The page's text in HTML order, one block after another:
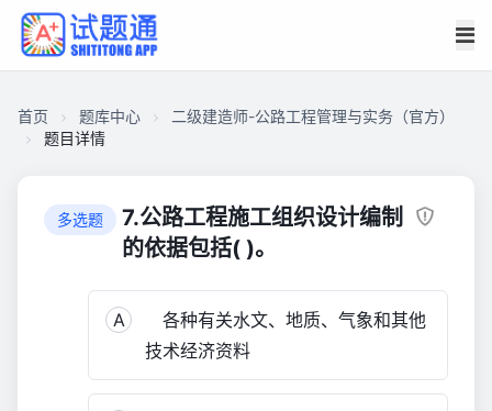
首页 题库中心
二级建造师-公路工程管理与实务（官方）
题目详情
多选题
7.公路工程施工组织设计编制
的依据包括( )。
A
各种有关水文、地质、气象和其他
技术经济资料